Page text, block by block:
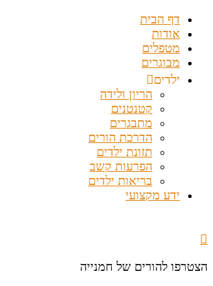
דף הבית
אודות
מטפלים
מבוגרים
ילדים
הריון ולידה
קטנטנים
מתבגרים
הדרכת הורים
תזונת ילדים
הפרעות קשב
בריאות ילדים
ידע מקצועי
הצטרפו להורים של חמנייה